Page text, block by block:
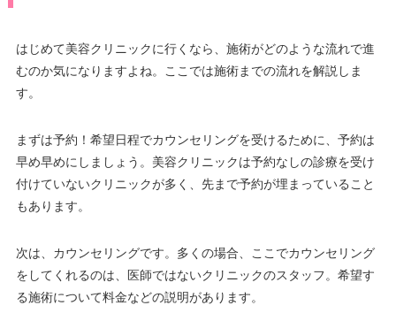
はじめて美容クリニックに行くなら、施術がどのような流れで進
むのか気になりますよね。ここでは施術までの流れを解説しま
す。
まずは予約！希望日程でカウンセリングを受けるために、予約は
早め早めにしましょう。美容クリニックは予約なしの診療を受け
付けていないクリニックが多く、先まで予約が埋まっていること
もあります。
次は、カウンセリングです。多くの場合、ここでカウンセリング
をしてくれるのは、医師ではないクリニックのスタッフ。希望す
る施術について料金などの説明があります。